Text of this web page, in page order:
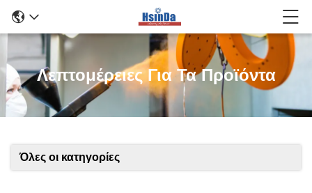
Λεπτομέρειες Για Τα Προϊόντα
Όλες οι κατηγορίες